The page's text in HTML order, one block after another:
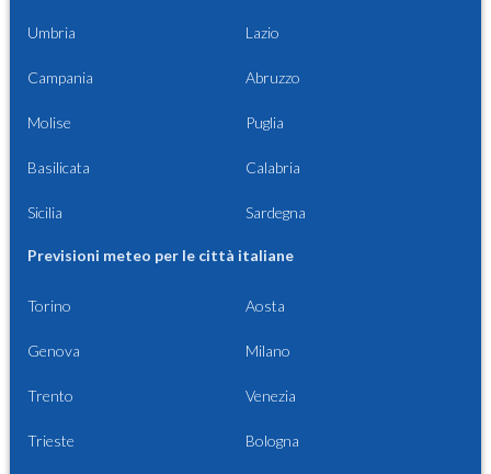
Umbria Lazio
Campania Abruzzo
Molise Puglia
Basilicata Calabria
Sicilia Sardegna
Previsioni meteo per le città italiane
Torino Aosta
Genova Milano
Trento Venezia
Trieste Bologna